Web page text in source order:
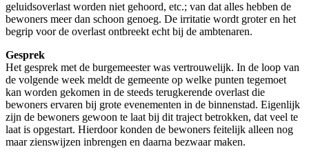
geluidsoverlast worden niet gehoord, etc.; van dat alles hebben de
bewoners meer dan schoon genoeg. De irritatie wordt groter en het
begrip voor de overlast ontbreekt echt bij de ambtenaren.
Gesprek
Het gesprek met de burgemeester was vertrouwelijk. In de loop van
de volgende week meldt de gemeente op welke punten tegemoet
kan worden gekomen in de steeds terugkerende overlast die
bewoners ervaren bij grote evenementen in de binnenstad. Eigenlijk
zijn de bewoners gewoon te laat bij dit traject betrokken, dat veel te
laat is opgestart. Hierdoor konden de bewoners feitelijk alleen nog
maar zienswijzen inbrengen en daarna bezwaar maken.